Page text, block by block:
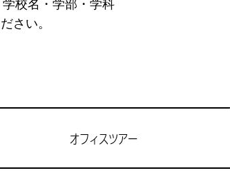
校名・学部・学科
さい。
オフィスツアー